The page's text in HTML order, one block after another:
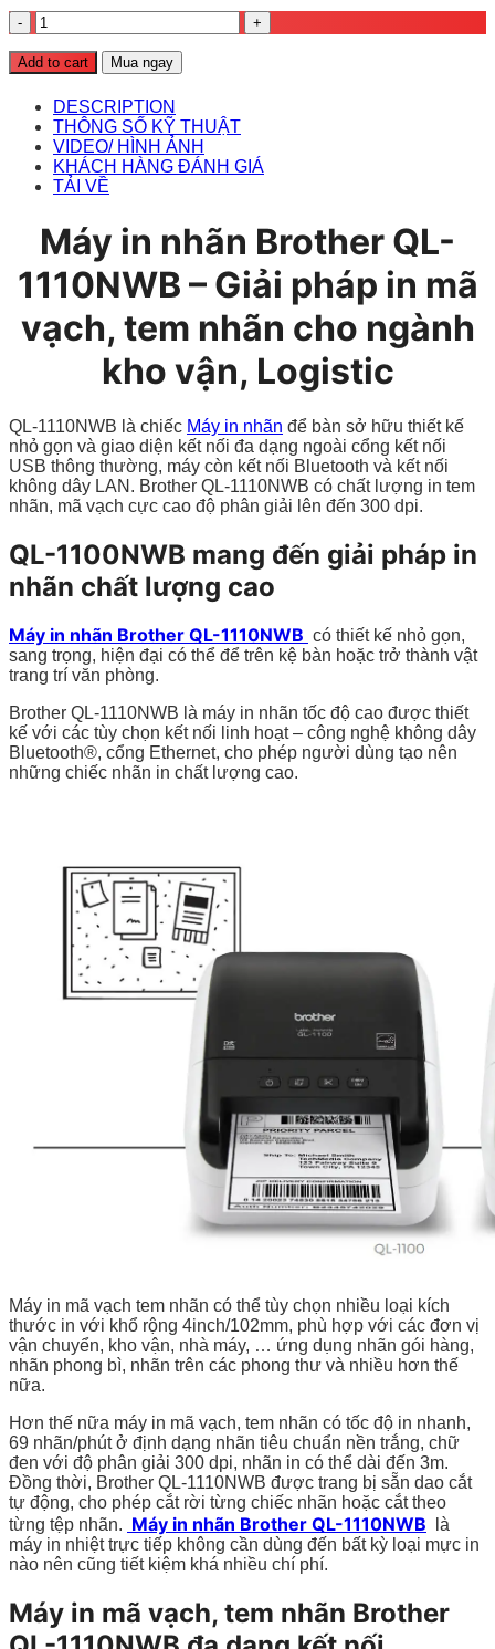
Máy
in
nhãn
QL-
1110NWB
quantity
Add to cart Mua ngay
DESCRIPTION
THÔNG SỐ KỸ THUẬT
VIDEO/ HÌNH ẢNH
KHÁCH HÀNG ĐÁNH GIÁ
TẢI VỀ
Máy in nhãn Brother QL-
1110NWB – Giải pháp in mã
vạch, tem nhãn cho ngành
kho vận, Logistic
QL-1110NWB là chiếc Máy in nhãn để bàn sở hữu thiết kế
nhỏ gọn và giao diện kết nối đa dạng ngoài cổng kết nối
USB thông thường, máy còn kết nối Bluetooth và kết nối
không dây LAN. Brother QL-1110NWB có chất lượng in tem
nhãn, mã vạch cực cao độ phân giải lên đến 300 dpi.
QL-1100NWB mang đến giải pháp in
nhãn chất lượng cao
Máy in nhãn Brother QL-1110NWB có thiết kế nhỏ gọn,
sang trọng, hiện đại có thể để trên kệ bàn hoặc trở thành vật
trang trí văn phòng.
Brother QL-1110NWB là máy in nhãn tốc độ cao được thiết
kế với các tùy chọn kết nối linh hoạt – công nghệ không dây
Bluetooth®, cổng Ethernet, cho phép người dùng tạo nên
những chiếc nhãn in chất lượng cao.
Máy in mã vạch tem nhãn có thể tùy chọn nhiều loại kích
thước in với khổ rộng 4inch/102mm, phù hợp với các đơn vị
vận chuyển, kho vận, nhà máy, … ứng dụng nhãn gói hàng,
nhãn phong bì, nhãn trên các phong thư và nhiều hơn thế
nữa.
Hơn thế nữa máy in mã vạch, tem nhãn có tốc độ in nhanh,
69 nhãn/phút ở định dạng nhãn tiêu chuẩn nền trắng, chữ
đen với độ phân giải 300 dpi, nhãn in có thể dài đến 3m.
Đồng thời, Brother QL-1110NWB được trang bị sẵn dao cắt
tự động, cho phép cắt rời từng chiếc nhãn hoặc cắt theo
từng tệp nhãn. Máy in nhãn Brother QL-1110NWB là
máy in nhiệt trực tiếp không cần dùng đến bất kỳ loại mực in
nào nên cũng tiết kiệm khá nhiều chí phí.
Máy in mã vạch, tem nhãn Brother